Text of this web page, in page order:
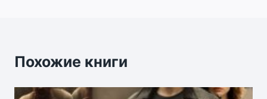
Похожие книги